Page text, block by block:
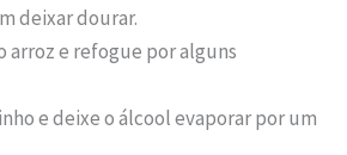
deixar dourar.
arroz e refogue por alguns
e deixe o álcool evaporar por um